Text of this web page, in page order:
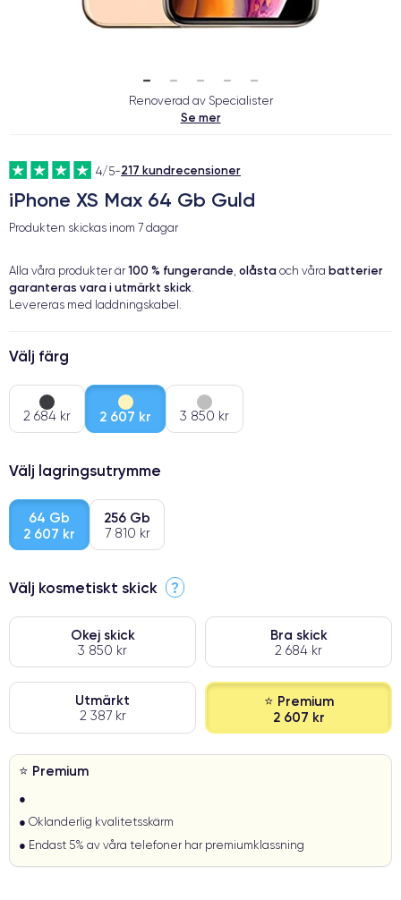
Renoverad av Specialister
Se mer
4/5-217 kundrecensioner
iPhone XS Max 64 Gb Guld
Produkten skickas inom 7 dagar
Alla våra produkter är 100 % fungerande, olåsta och våra batterier
garanteras vara i utmärkt skick.
Levereras med laddningskabel.
Välj färg
2 684 kr 2 607 kr 3 850 kr
Välj lagringsutrymme
64 Gb
2 607 kr
256 Gb
7 810 kr
Välj kosmetiskt skick ?
Okej skick
3 850 kr
Bra skick
2 684 kr
Utmärkt
2 387 kr
⭐ Premium
2 607 kr
⭐ Premium
●
● Oklanderlig kvalitetsskärm
● Endast 5% av våra telefoner har premiumklassning